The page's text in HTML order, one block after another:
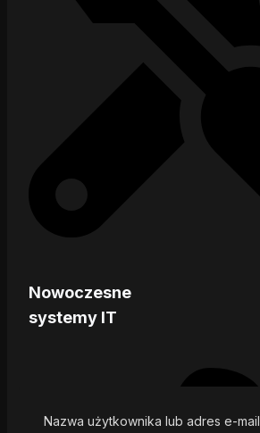
Nowoczesne
systemy IT
Nazwa użytkownika lub adres e-mail